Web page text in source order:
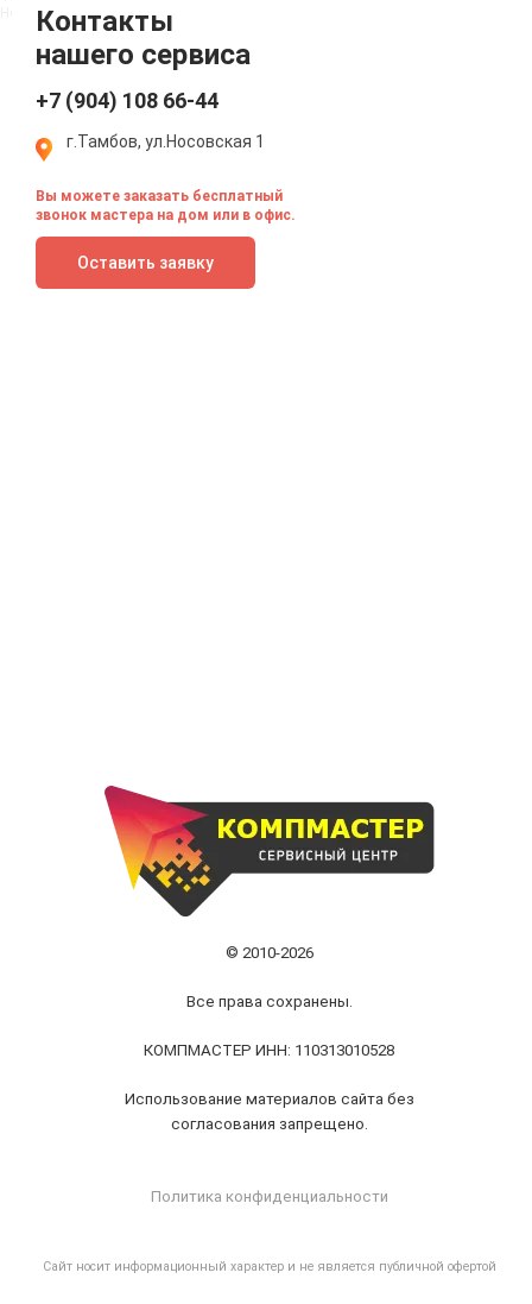
Контакты
нашего сервиса
+7 (904) 108 66-44
г.Тамбов, ул.Носовская 1
Вы можете заказать бесплатный
звонок мастера на дом или в офис.
Оставить заявку
Носовская улица, 1
© 2010-2026
Все права сохранены.
КОМПМАСТЕР ИНН: 110313010528
Использование материалов сайта без
согласования запрещено.
Политика конфиденциальности
Cайт носит информационный характер и не является публичной офертой